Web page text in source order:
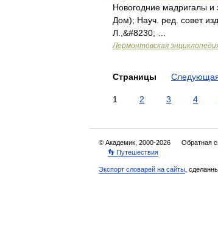
Новогодние мадригалы
Дом); Науч. ред. совет
Л.,&#8230; …
Лермонтовская
Страницы
1 2 3 4
© Академик, 2000-2026 Обратная
👣 Путешествия
Экспорт словарей на сайты ,